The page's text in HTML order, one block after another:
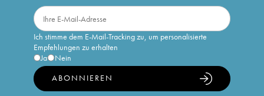
Ich stimme dem E-Mail-Tracking zu, um personalisierte
Empfehlungen zu erhalten
Ja
Nein
ABONNIEREN